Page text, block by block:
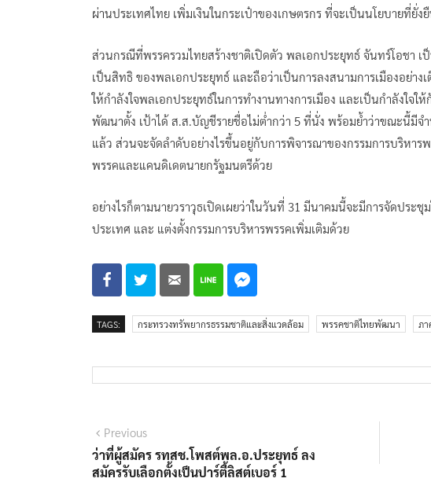
ผ่านประเทศไทย เพิ่มเงินในกระเป๋าของเกษตรกร ที่จะเป็นนโยบายที่ยั่ง
ส่วนกรณีที่พรรครวมไทยสร้างชาติเปิดตัว พลเอกประยุทธ์ จันทร์โอชา
เป็นสิทธิ ของพลเอกประยุทธ์ และถือว่าเป็นการลงสนามการเมืองอย่าง
ให้กำลังใจพลเอกประยุทธ์ในการทำงานทางการเมือง และเป็นกำลังใจ
พัฒนาตั้ง เป้าได้ ส.ส.บัญชีรายชื่อไม่ต่ำกว่า 5 ที่นั่ง พร้อมย้ำว่าขณะนี้มี
แล้ว ส่วนจะจัดลำดับอย่างไรขึ้นอยู่กับการพิจารณาของกรรมการบริหา
พรรคและแคนดิเดตนายกรัฐมนตรีด้วย
อย่างไรก็ตามนายวราวุธเปิดเผยว่าในวันที่ 31 มีนาคมนี้จะมีการจัดปร
ประเทศ และ แต่งตั้งกรรมการบริหารพรรคเพิ่มเติมด้วย
TAGS: กระทรวงทรัพยากรธรรมชาติและสิ่งแวดล้อม พรรคชาติไทยพัฒนา ภา
แนะแนว
เรื่อง
PreviousPrevious
post:
ว่าที่ผู้สมัคร รทสช.โพสต์พล.อ.ประยุทธ์ ลง
สมัครรับเลือกตั้งเป็นปาร์ตี้ลิสต์เบอร์ 1